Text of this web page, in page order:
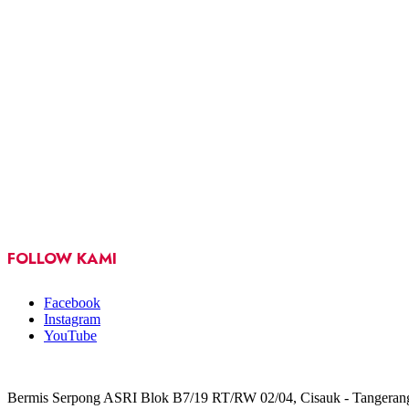
FOLLOW KAMI
Facebook
Instagram
YouTube
Bermis Serpong ASRI Blok B7/19 RT/RW 02/04, Cisauk -